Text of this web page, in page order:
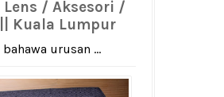
Lens / Aksesori /
Kuala Lumpur
urusan ...